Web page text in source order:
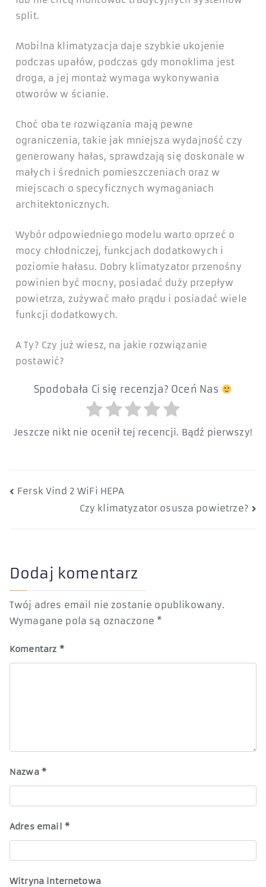
split.
Mobilna klimatyzacja daje szybkie ukojenie
podczas upałów, podczas gdy monoklima jest
droga, a jej montaż wymaga wykonywania
otworów w ścianie.
Choć oba te rozwiązania mają pewne
ograniczenia, takie jak mniejsza wydajność czy
generowany hałas, sprawdzają się doskonale w
małych i średnich pomieszczeniach oraz w
miejscach o specyficznych wymaganiach
architektonicznych.
Wybór odpowiedniego modelu warto oprzeć o
mocy chłodniczej, funkcjach dodatkowych i
poziomie hałasu. Dobry klimatyzator przenośny
powinien być mocny, posiadać duży przepływ
powietrza, zużywać mało prądu i posiadać wiele
funkcji dodatkowych.
A Ty? Czy już wiesz, na jakie rozwiązanie
postawić?
Spodobała Ci się recenzja? Oceń Nas
Jeszcze nikt nie ocenił tej recencji. Bądź pierwszy!
Fersk Vind 2 WiFi HEPA
Czy klimatyzator osusza powietrze?
Dodaj komentarz
Twój adres email nie zostanie opublikowany.
Wymagane pola są oznaczone*
Komentarz *
Nazwa *
Adres email *
Witryna internetowa